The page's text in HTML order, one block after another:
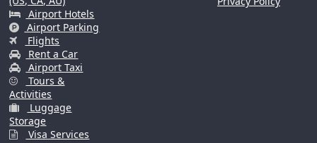
Airport Hotels
Airport Parking
Flights
Rent a Car
Airport Taxi
Tours &
Activities
Luggage
Storage
Visa Services